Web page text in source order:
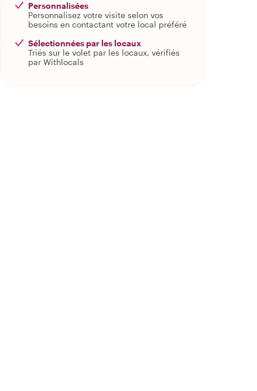
Personnalisées
Personnalisez votre visite selon vos
besoins en contactant votre local préféré
Sélectionnées par les locaux
Triés sur le volet par les locaux, vérifiés
par Withlocals